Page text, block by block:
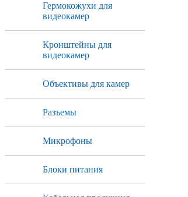
Гермокожухи для
видеокамер
Кронштейны для
видеокамер
Объективы для камер
Разъемы
Микрофоны
Блоки питания